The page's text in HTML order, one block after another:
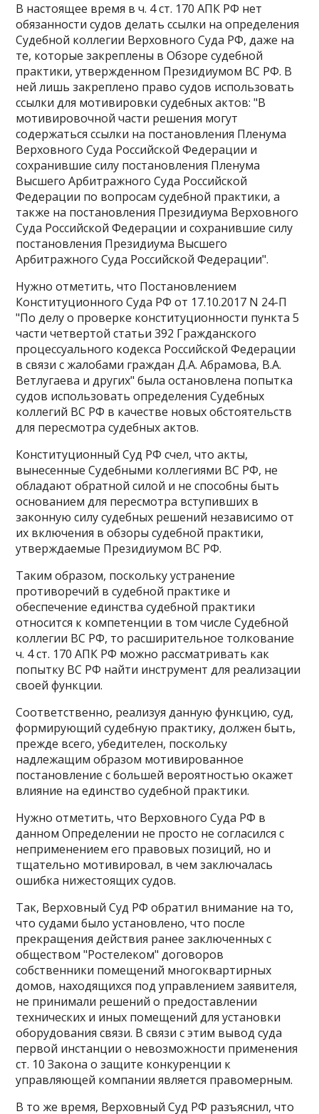
В настоящее время в ч. 4 ст. 170 АПК РФ нет
обязанности судов делать ссылки на определения
Судебной коллегии Верховного Суда РФ, даже на
те, которые закреплены в Обзоре судебной
практики, утвержденном Президиумом ВС РФ. В
ней лишь закреплено право судов использовать
ссылки для мотивировки судебных актов: "В
мотивировочной части решения могут
содержаться ссылки на постановления Пленума
Верховного Суда Российской Федерации и
сохранившие силу постановления Пленума
Высшего Арбитражного Суда Российской
Федерации по вопросам судебной практики, а
также на постановления Президиума Верховного
Суда Российской Федерации и сохранившие силу
постановления Президиума Высшего
Арбитражного Суда Российской Федерации".
Нужно отметить, что Постановлением
Конституционного Суда РФ от 17.10.2017 N 24-П
"По делу о проверке конституционности пункта 5
части четвертой статьи 392 Гражданского
процессуального кодекса Российской Федерации
в связи с жалобами граждан Д.А. Абрамова, В.А.
Ветлугаева и других" была остановлена попытка
судов использовать определения Судебных
коллегий ВС РФ в качестве новых обстоятельств
для пересмотра судебных актов.
Конституционный Суд РФ счел, что акты,
вынесенные Судебными коллегиями ВС РФ, не
обладают обратной силой и не способны быть
основанием для пересмотра вступивших в
законную силу судебных решений независимо от
их включения в обзоры судебной практики,
утверждаемые Президиумом ВС РФ.
Таким образом, поскольку устранение
противоречий в судебной практике и
обеспечение единства судебной практики
относится к компетенции в том числе Судебной
коллегии ВС РФ, то расширительное толкование
ч. 4 ст. 170 АПК РФ можно рассматривать как
попытку ВС РФ найти инструмент для реализации
своей функции.
Соответственно, реализуя данную функцию, суд,
формирующий судебную практику, должен быть,
прежде всего, убедителен, поскольку
надлежащим образом мотивированное
постановление с большей вероятностью окажет
влияние на единство судебной практики.
Нужно отметить, что Верховного Суда РФ в
данном Определении не просто не согласился с
неприменением его правовых позиций, но и
тщательно мотивировал, в чем заключалась
ошибка нижестоящих судов.
Так, Верховный Суд РФ обратил внимание на то,
что судами было установлено, что после
прекращения действия ранее заключенных с
обществом "Ростелеком" договоров
собственники помещений многоквартирных
домов, находящихся под управлением заявителя,
не принимали решений о предоставлении
технических и иных помещений для установки
оборудования связи. В связи с этим вывод суда
первой инстанции о невозможности применения
ст. 10 Закона о защите конкуренции к
управляющей компании является правомерным.
В то же время, Верховный Суд РФ разъяснил, что